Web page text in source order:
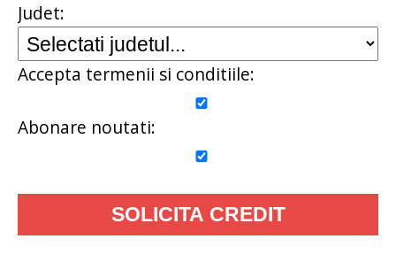
Judet:
Accepta termenii si conditiile:
Abonare noutati: